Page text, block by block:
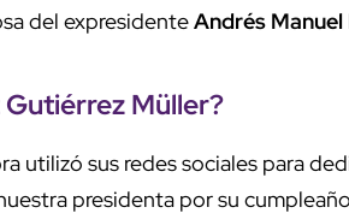
del expresidenteAndrés
Müller?
utilizó sus redes sociales para
presidenta por su